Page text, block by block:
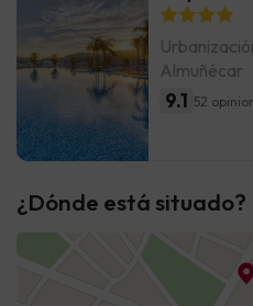
Almuñécar
9.1 52
¿Dónde está situado?